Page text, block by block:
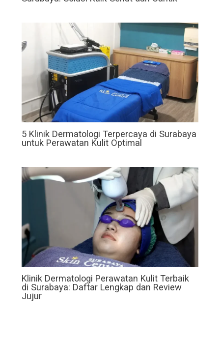
5 Klinik Dermatologi Terpercaya di Surabaya
untuk Perawatan Kulit Optimal
Klinik Dermatologi Perawatan Kulit Terbaik
di Surabaya: Daftar Lengkap dan Review
Jujur